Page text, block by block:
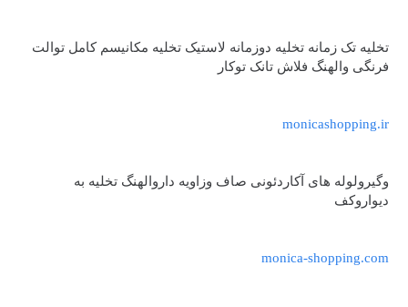
تخلیه تک زمانه تخلیه دوزمانه لاستیک تخلیه مکانیسم کامل توالت
فرنگی والهنگ فلاش تانک توکار
monicashopping.ir
وگیرولوله های آکاردئونی صاف وزاویه داروالهنگ تخلیه به
دیواروکف
monica-shopping.com